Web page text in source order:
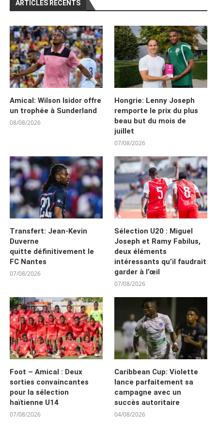
ARTICLES RÉCENTS
Amical: Wilson Isidor offre
un trophée à Sunderland
08/08/2026
Hongrie: Lenny Joseph
remporte le prix du plus
beau but du mois de
juillet
07/08/2026
Transfert: Jean-Kevin
Duverne
quitte définitivement le
FC Nantes
07/08/2026
Sélection U20 : Miguel
Joseph et Ramy Fabilus,
deux éléments
intéressants qu’il faudrait
garder à l’œil
07/08/2026
Foot – Amical : Deux
sorties convaincantes
pour la sélection
haïtienne U14
07/08/2026
Caribbean Cup: Violette
lance parfaitement sa
campagne avec un
succès autoritaire
04/08/2026